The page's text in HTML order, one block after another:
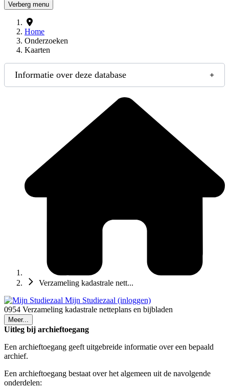
Verberg menu
Home
Onderzoeken
Kaarten
Informatie over deze database
Verzameling kadastrale nett...
Mijn Studiezaal (inloggen)
0954 Verzameling kadastrale netteplans en bijbladen
Meer...
Uitleg bij archieftoegang
Een archieftoegang geeft uitgebreide informatie over een bepaald
archief.
Een archieftoegang bestaat over het algemeen uit de navolgende
onderdelen: